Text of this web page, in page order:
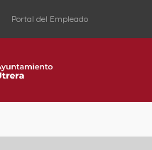
Portal del Empleado